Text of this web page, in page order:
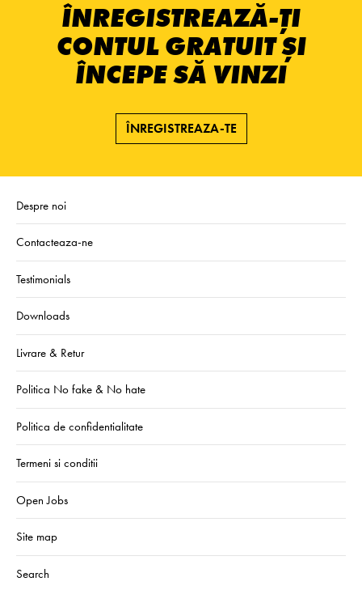
ÎNREGISTREAZĂ-ȚI
CONTUL GRATUIT ȘI
ÎNCEPE SĂ VINZI
ÎNREGISTREAZA-TE
Despre noi
Contacteaza-ne
Testimonials
Downloads
Livrare & Retur
Politica No fake & No hate
Politica de confidentialitate
Termeni si conditii
Open Jobs
Site map
Search